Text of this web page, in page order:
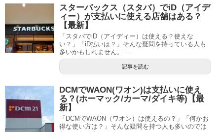
スターバックス（スタバ）でiD（アイデ
ィー）が支払いに使える店舗はある？
【最新】
「スタバでiD（アイディー）は使える？使えな
い？」「iD払いは？」そんな疑問を持っている人も
多いかもしれません。 ...
記事を読む
DCMでWAON(ワオン)は支払いに使え
る？(ホーマック/カーマ/ダイキ等)【最
新】
「DCMでWAON（ワオン）は使えるの？」「何かお
得な使い方は？」そんな疑問を持つ人も多いのでは